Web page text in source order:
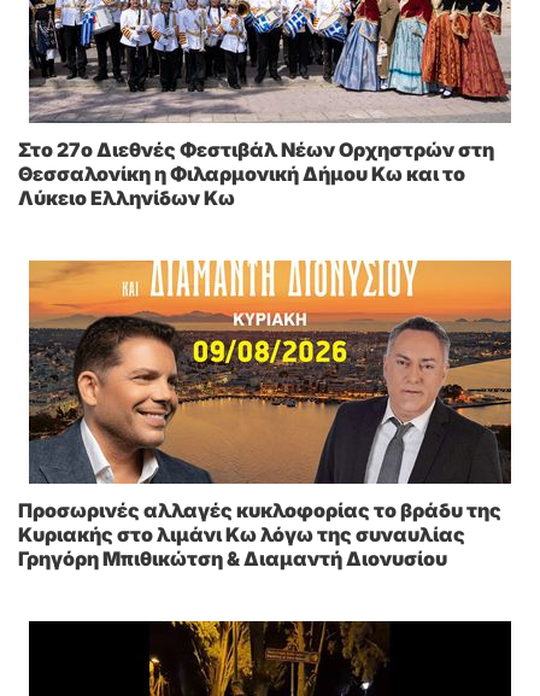
Στο 27ο Διεθνές Φεστιβάλ Νέων Ορχηστρών στη
Θεσσαλονίκη η Φιλαρμονική Δήμου Κω και το
Λύκειο Ελληνίδων Κω
Προσωρινές αλλαγές κυκλοφορίας το βράδυ της
Κυριακής στο λιμάνι Κω λόγω της συναυλίας
Γρηγόρη Μπιθικώτση & Διαμαντή Διονυσίου